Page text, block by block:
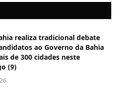
realiza tradicional debate
ao Governo da Bahia
de 300 cidades neste
(9)